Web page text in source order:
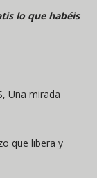
lo que habéis
Una mirada
que libera y